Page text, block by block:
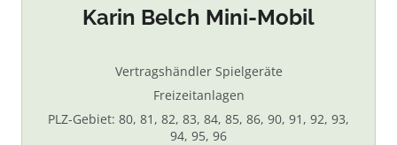
Karin Belch Mini-Mobil
Vertragshändler Spielgeräte
Freizeitanlagen
PLZ-Gebiet: 80, 81, 82, 83, 84, 85, 86, 90, 91, 92, 93,
94, 95, 96